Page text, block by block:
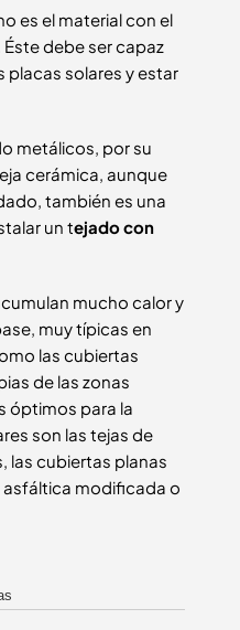
es el material con el
debe ser capaz
placas solares y estar
metálicos, por su
cerámica, aunque
también es una
un tejado con
mucho calor y
muy típicas en
las cubiertas
de las zonas
óptimos para la
son las tejas de
las cubiertas planas
modificada o